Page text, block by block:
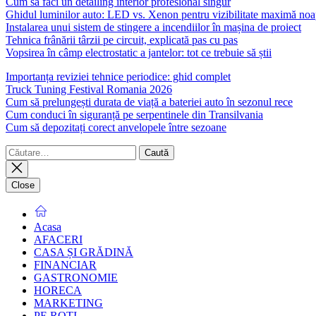
Ghidul luminilor auto: LED vs. Xenon pentru vizibilitate maximă
Instalarea unui sistem de stingere a incendiilor în mașina de proiect
Tehnica frânării târzii pe circuit, explicată pas cu pas
Vopsirea în câmp electrostatic a jantelor: tot ce trebuie să știi
Importanța reviziei tehnice periodice: ghid complet
Truck Tuning Festival Romania 2026
Cum să prelungești durata de viață a bateriei auto în sezonul rece
Cum conduci în siguranță pe serpentinele din Transilvania
Cum să depozitați corect anvelopele între sezoane
Caută
după:
Close
Acasa
AFACERI
CASA ȘI GRĂDINĂ
FINANCIAR
GASTRONOMIE
HORECA
MARKETING